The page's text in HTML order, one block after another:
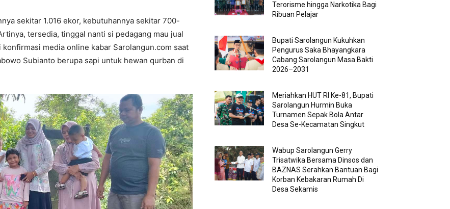
sekitar 1.016 ekor, kebutuhannya sekitar 700-
tersedia, tinggal nanti si pedagang mau jual
media online kabar Sarolangun.com saat
Subianto berupa sapi untuk hewan qurban di
Terorisme hingga Narkotika Bagi
Ribuan Pelajar
Bupati Sarolangun Kukuhkan
Pengurus Saka Bhayangkara
Cabang Sarolangun Masa Bakti
2026–2031
Meriahkan HUT RI Ke-81, Bupati
Sarolangun Hurmin Buka
Turnamen Sepak Bola Antar
Desa Se-Kecamatan Singkut
Wabup Sarolangun Gerry
Trisatwika Bersama Dinsos dan
BAZNAS Serahkan Bantuan Bagi
Korban Kebakaran Rumah Di
Desa Sekamis